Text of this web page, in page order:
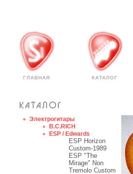
ГЛАВНАЯ КАТАЛОГ
Электрогитары
B.C.RICH
ESP / Edwards
ESP Horizon
Custom-1989
ESP "The
Mirage" Non
Tremolo Custom